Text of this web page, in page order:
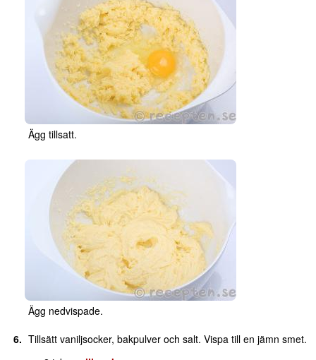
Ägg tillsatt.
Ägg nedvispade.
Tillsätt vaniljsocker, bakpulver och salt. Vispa till en jämn smet.